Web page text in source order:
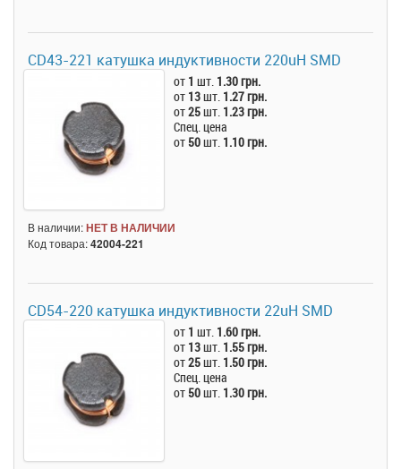
CD43-221 катушка индуктивности 220uH SMD
от 1 шт. 1.30 грн.
от 13шт. 1.27 грн.
от25шт. 1.23 грн.
Спец. цена
от 50шт. 1.10 грн.
В наличии:НЕТ В НАЛИЧИИ
Код товара:42004-221
CD54-220 катушка индуктивности 22uH SMD
от 1 шт. 1.60 грн.
от 13шт. 1.55 грн.
от25шт. 1.50 грн.
Спец. цена
от 50шт. 1.30 грн.